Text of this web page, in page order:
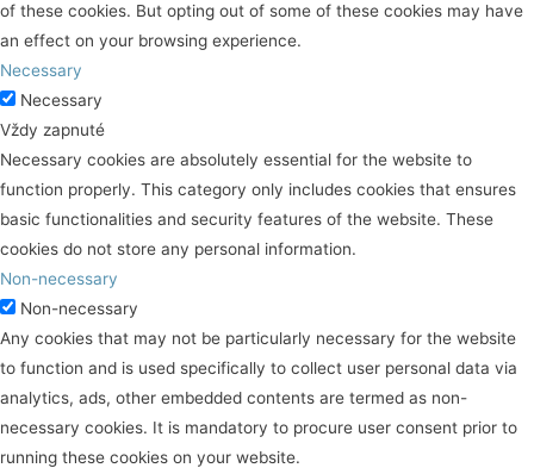
of these cookies. But opting out of some of these cookies may have
an effect on your browsing experience.
Necessary
Necessary
Vždy zapnuté
Necessary cookies are absolutely essential for the website to
function properly. This category only includes cookies that ensures
basic functionalities and security features of the website. These
cookies do not store any personal information.
Non-necessary
Non-necessary
Any cookies that may not be particularly necessary for the website
to function and is used specifically to collect user personal data via
analytics, ads, other embedded contents are termed as non-
necessary cookies. It is mandatory to procure user consent prior to
running these cookies on your website.